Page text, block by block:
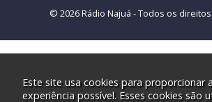
© 2026 Rádio Najuá - Todos os
Este site usa cookies para proporcionar
experiência possível. Esses cookies são